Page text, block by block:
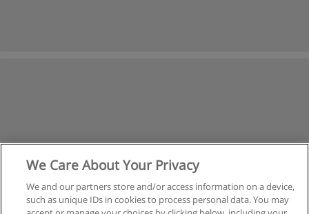
We Care About Your Privacy
We and our partners store and/or access information on a device,
such as unique IDs in cookies to process personal data. You may